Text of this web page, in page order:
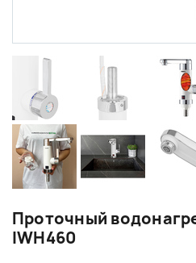
Проточный
IWH460